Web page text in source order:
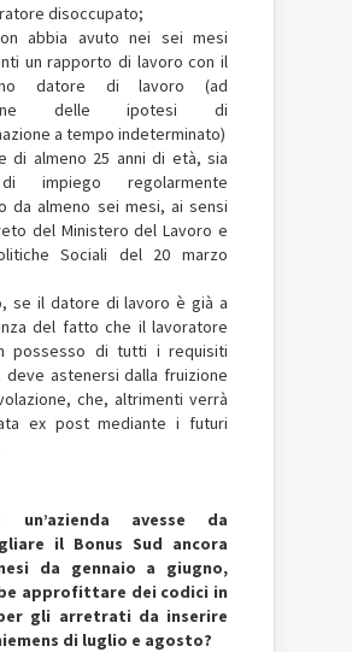
disoccupato;
abbia avuto nei sei mesi
un rapporto di lavoro con il
datore di lavoro (ad
delle ipotesi di
a tempo indeterminato)
di almeno 25 anni di età, sia
impiego regolarmente
da almeno sei mesi, ai sensi
del Ministero del Lavoro e
Sociali del 20 marzo
se il datore di lavoro è già a
del fatto che il lavoratore
possesso di tutti i requisiti
deve astenersi dalla fruizione
che, altrimenti verrà
ex post mediante i futuri
un’azienda avesse da
il Bonus Sud ancora
da gennaio a giugno,
approfittare dei codici in
gli arretrati da inserire
di luglio e agosto?